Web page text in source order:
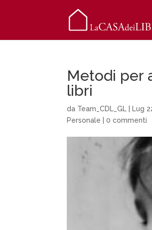
Metodi per
libri
da Team_CDL_GL Lug
Personale |0 commenti